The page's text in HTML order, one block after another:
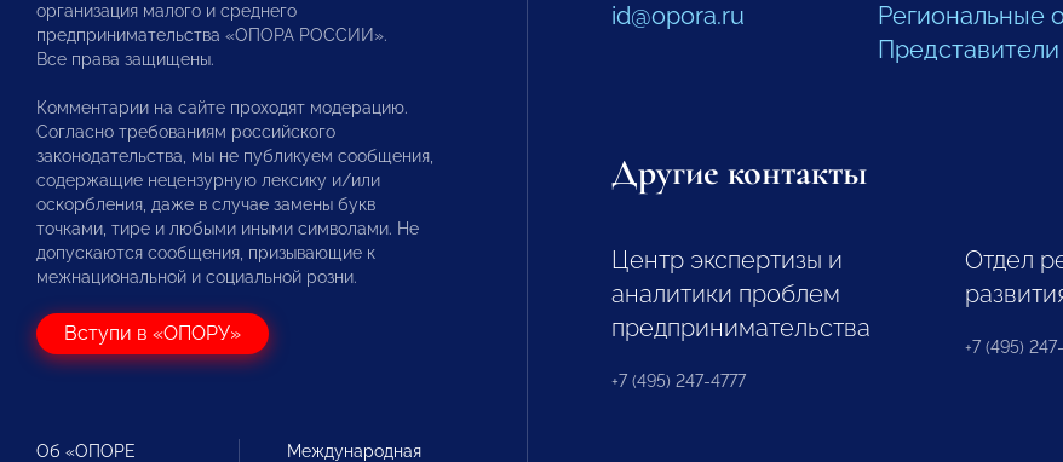
организация малого и среднего
предпринимательства «ОПОРА РОССИИ».
Все права защищены.
Комментарии на сайте проходят модерацию.
Согласно требованиям российского
законодательства, мы не публикуем сообщения,
содержащие нецензурную лексику и/или
оскорбления, даже в случае замены букв
точками, тире и любыми иными символами. Не
допускаются сообщения, призывающие к
межнациональной и социальной розни.
Вступи в «ОПОРУ»
Об «ОПОРЕ
Международная
id@opora.ru
Региональные
Другие контакты
Центр экспертизы и
аналитики проблем
предпринимательства
+7 (495) 247-4777
Отдел
+7 (495)